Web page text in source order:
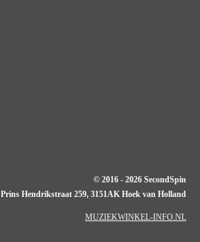
© 2016 - 2026 SecondSpin
Prins Hendrikstraat 259, 3151AK Hoek van Holland
MUZIEKWINKEL-INFO.NL